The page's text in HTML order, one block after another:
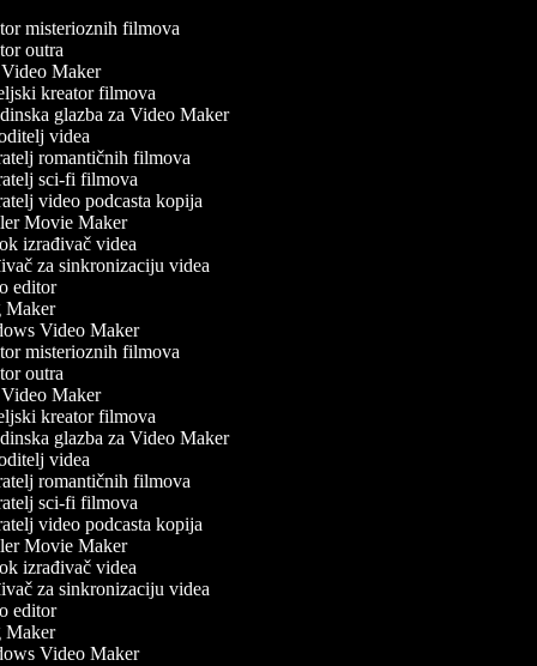
misterioznih filmova
outra
Maker
kreator filmova
glazba za Video Maker
videa
romantičnih filmova
sci-fi filmova
video podcasta kopija
Movie Maker
izrađivač videa
za sinkronizaciju videa
editor
Video Maker
misterioznih filmova
outra
Maker
kreator filmova
glazba za Video Maker
videa
romantičnih filmova
sci-fi filmova
video podcasta kopija
Movie Maker
izrađivač videa
za sinkronizaciju videa
editor
Video Maker